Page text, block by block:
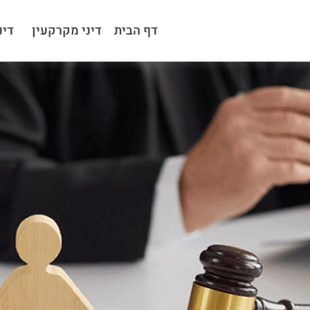
ונדל"ןדף הבית דיני מקרקעין